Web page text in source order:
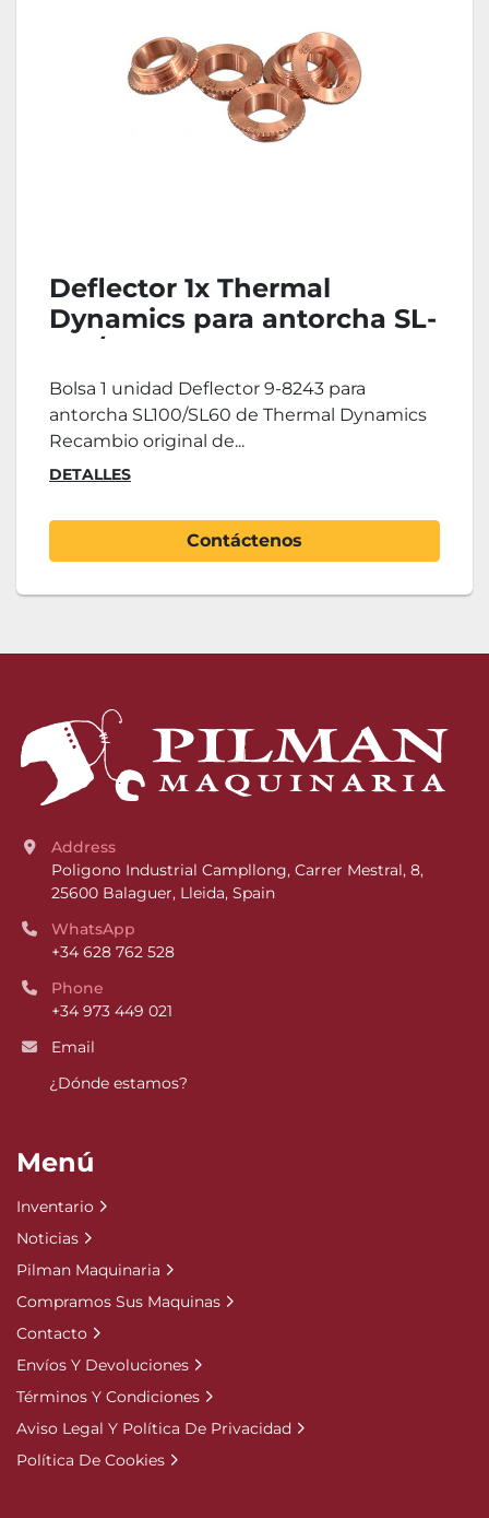
Deflector 1x Thermal
Dynamics para antorcha SL-
100/SL-60
Bolsa 1 unidad Deflector 9-8243 para
antorcha SL100/SL60 de Thermal Dynamics
Recambio original de...
DETALLES
Contáctenos
Address
Poligono Industrial Campllong, Carrer Mestral, 8,
25600 Balaguer, Lleida, Spain
WhatsApp
+34 628 762 528
Phone
+34 973 449 021
Email
¿Dónde estamos?
Menú
Inventario
Noticias
Pilman Maquinaria
Compramos Sus Maquinas
Contacto
Envíos Y Devoluciones
Términos Y Condiciones
Aviso Legal Y Política De Privacidad
Política De Cookies